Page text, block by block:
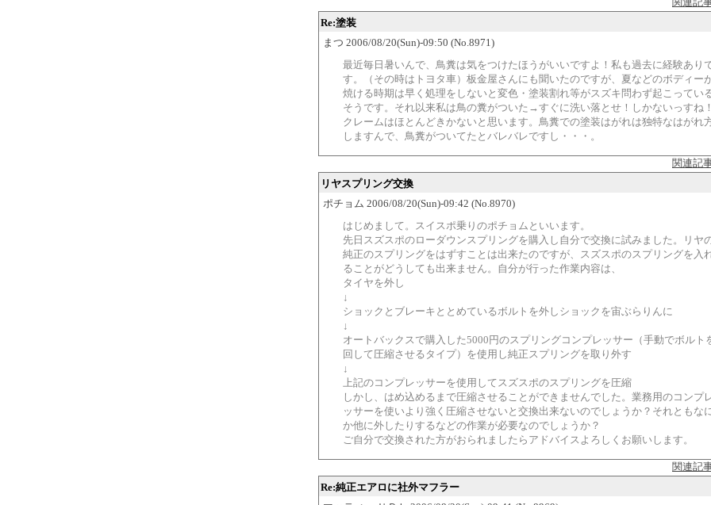
Re:塗装
まつ 2006/08/20(Sun)-09:50 (No.8971)
最近毎日暑いんで、鳥糞は気をつけたほうがいいですよ！私も過去に経験あり
す。（その時はトヨタ車）板金屋さんにも聞いたのですが、夏などのボディー
焼ける時期は早く処理をしないと変色・塗装割れ等がスズキ問わず起こってい
そうです。それ以来私は鳥の糞がついた→すぐに洗い落とせ！しかないっすね！
クレームはほとんどきかないと思います。鳥糞での塗装はがれは独特なはがれ
しますんで、鳥糞がついてたとバレバレですし・・・。
関連記
リヤスプリング交換
ポチョム 2006/08/20(Sun)-09:42 (No.8970)
はじめまして。スイスポ乗りのポチョムといいます。
先日スズスポのローダウンスプリングを購入し自分で交換に試みました。リヤ
純正のスプリングをはずすことは出来たのですが、スズスポのスプリングを入
ることがどうしても出来ません。自分が行った作業内容は、
タイヤを外し
↓
ショックとブレーキととめているボルトを外しショックを宙ぶらりんに
↓
オートバックスで購入した5000円のスプリングコンプレッサー（手動でボルト
回して圧縮させるタイプ）を使用し純正スプリングを取り外す
↓
上記のコンプレッサーを使用してスズスポのスプリングを圧縮
しかし、はめ込めるまで圧縮させることができませんでした。業務用のコンプ
ッサーを使いより強く圧縮させないと交換出来ないのでしょうか？それともな
か他に外したりするなどの作業が必要なのでしょうか？
ご自分で交換された方がおられましたらアドバイスよろしくお願いします。
関連記
Re:純正エアロに社外マフラー